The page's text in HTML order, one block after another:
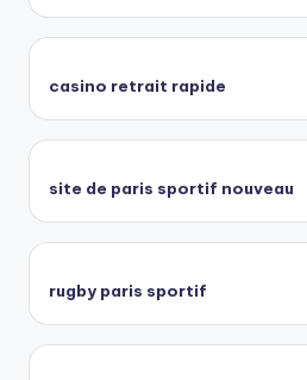
casino retrait rapide
site de paris sportif nouveau
rugby paris sportif